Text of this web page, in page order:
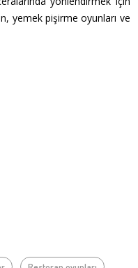
yemek pişirme oyunları ve